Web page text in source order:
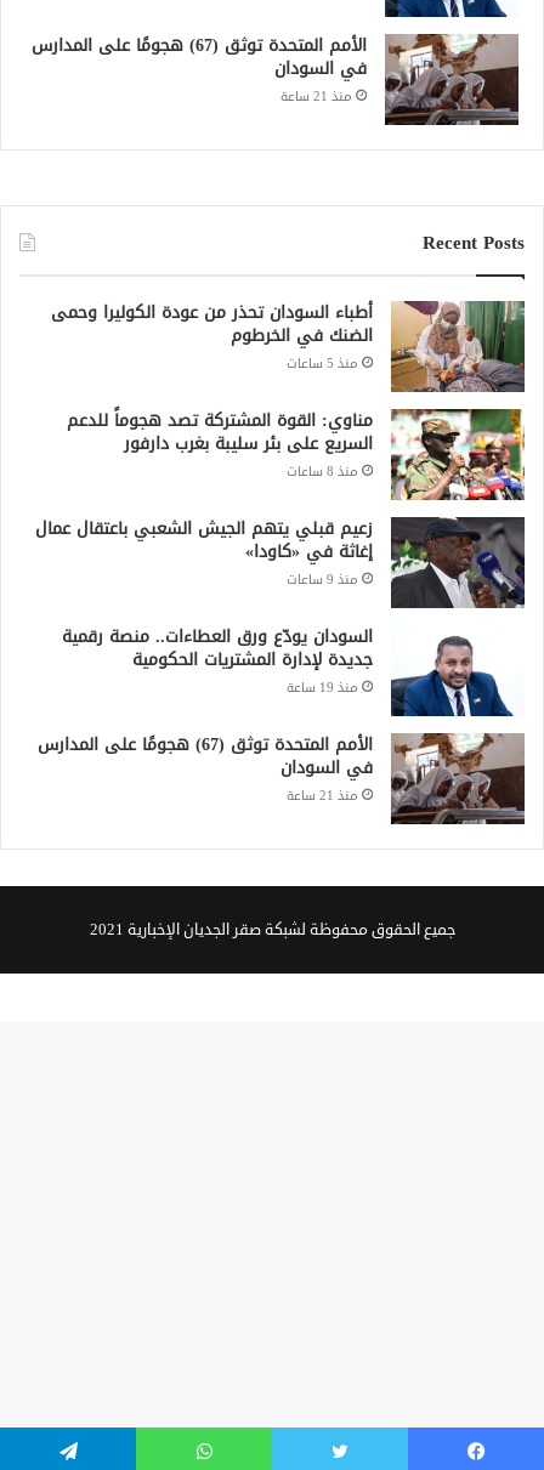
الأمم المتحدة توثق (67) هجومًا على المدارس
في السودان
منذ 21 ساعة
Recent Posts
أطباء السودان تحذر من عودة الكوليرا وحمى
الضنك في الخرطوم
منذ 5 ساعات
مناوي: القوة المشتركة تصد هجوماً للدعم
السريع على بئر سليبة بغرب دارفور
منذ 8 ساعات
زعيم قبلي يتهم الجيش الشعبي باعتقال عمال
إغاثة في «كاودا»
منذ 9 ساعات
السودان يودّع ورق العطاءات.. منصة رقمية
جديدة لإدارة المشتريات الحكومية
منذ 19 ساعة
الأمم المتحدة توثق (67) هجومًا على المدارس
في السودان
منذ 21 ساعة
جميع الحقوق محفوظة لشبكة صقر الجديان الإخبارية 2021